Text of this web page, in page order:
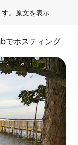
。 原文を表示
でホスティング